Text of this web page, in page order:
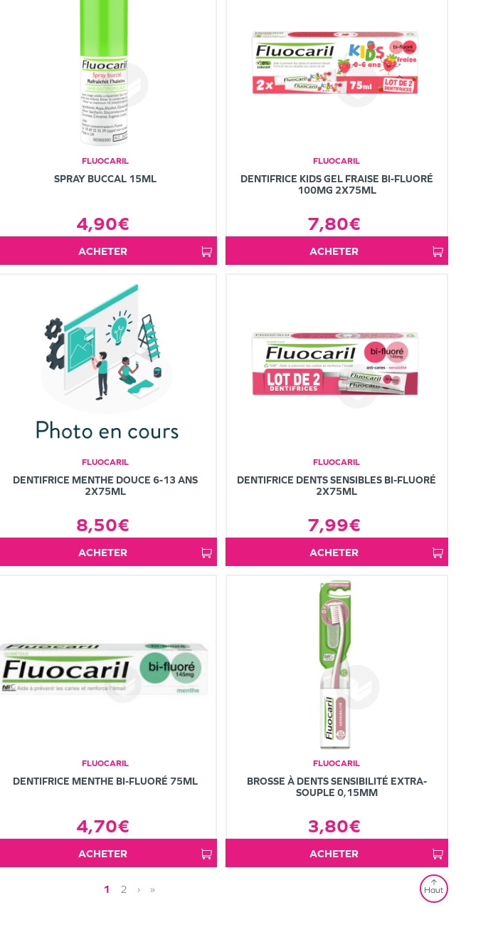
FLUOCARIL
SPRAY BUCCAL 15ML
4,90€
ACHETER
FLUOCARIL
DENTIFRICE KIDS GEL FRAISE BI-FLUORÉ
100MG 2X75ML
7,80€
ACHETER
FLUOCARIL
DENTIFRICE MENTHE DOUCE 6-13 ANS
2X75ML
8,50€
ACHETER
FLUOCARIL
DENTIFRICE DENTS SENSIBLES BI-FLUORÉ
2X75ML
7,99€
ACHETER
FLUOCARIL
DENTIFRICE MENTHE BI-FLUORÉ 75ML
4,70€
ACHETER
FLUOCARIL
BROSSE À DENTS SENSIBILITÉ EXTRA-
SOUPLE 0,15MM
3,80€
ACHETER
1 2 › » Haut